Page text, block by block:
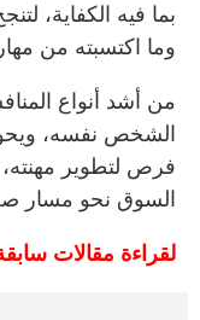
بما فيه الكفاية،
وما اكتسبته من
من أشد أنواع
الشخص نفسه،
فرص لتطوير
السوق نحو مسار
لقراءة مقالات